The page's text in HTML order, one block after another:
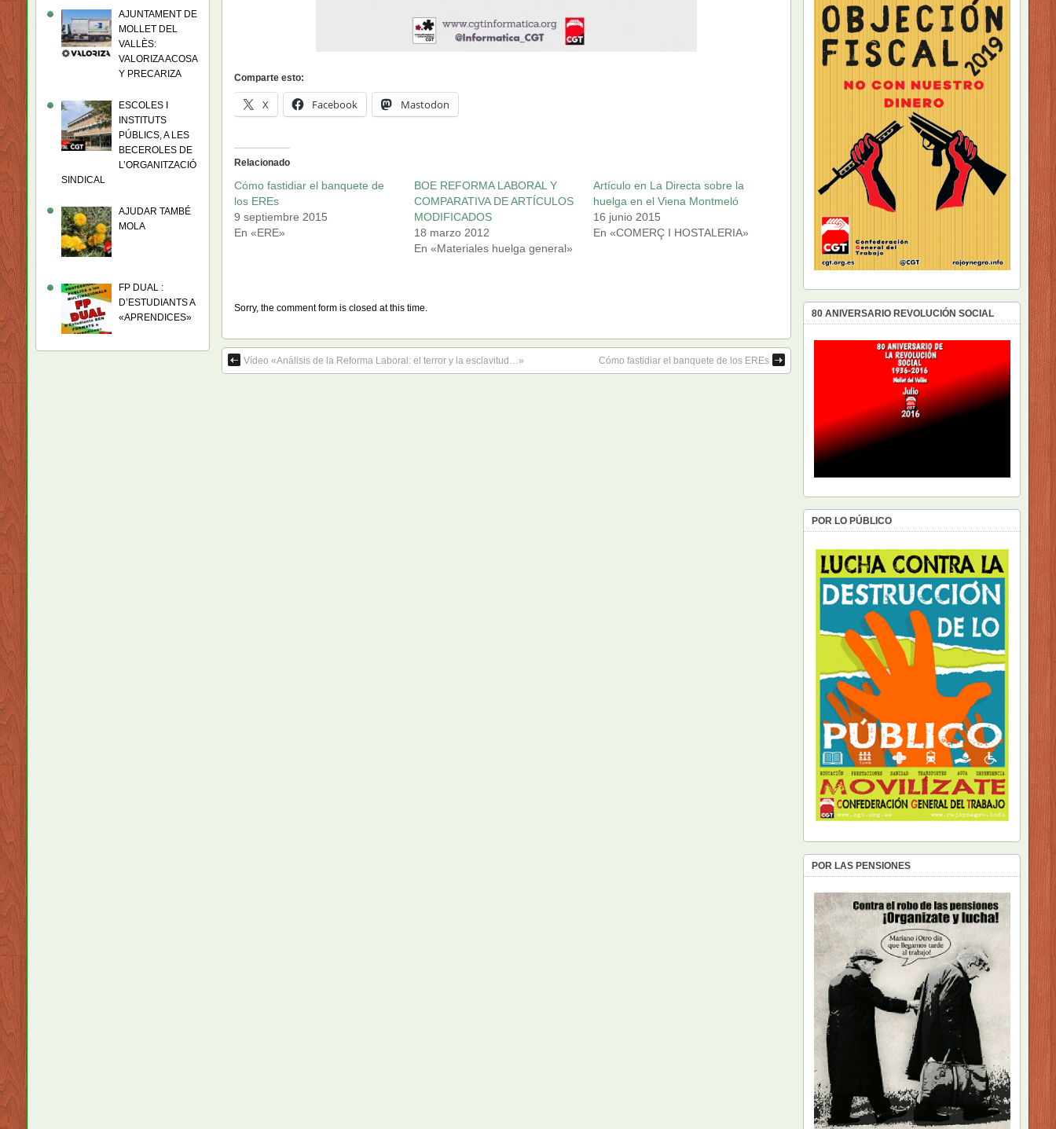
Comparte esto:
X Facebook Mastodon
Relacionado
Cómo fastidiar el banquete de
los EREs
9 septiembre 2015
En «ERE»
BOE REFORMA LABORAL Y
COMPARATIVA DE ARTÍCULOS
MODIFICADOS
18 marzo 2012
En «Materiales huelga general»
Artículo en La Directa sobre la
huelga en el Viena Montmeló
16 junio 2015
En «COMERÇ I HOSTALERIA»
Sorry, the comment form is closed at this time.
Vídeo «Análisis de la Reforma Laboral: el terror y la esclavitud…» Cómo fastidiar el banquete de los EREs
AJUNTAMENT DE
MOLLET DEL
VALLÈS:
VALORIZA ACOSA
Y PRECARIZA
ESCOLES I
INSTITUTS
PÚBLICS, A LES
BECEROLES DE
L’ORGANITZACIÓ
SINDICAL
AJUDAR TAMBÉ
MOLA
FP DUAL :
D’ESTUDIANTS A
«APRENDICES»
80 ANIVERSARIO REVOLUCIÓN SOCIAL
POR LO PÚBLICO
POR LAS PENSIONES